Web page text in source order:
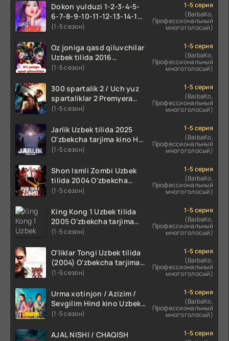
Dokon yulduzi 1-2-3-4-5-
6-7-8-9-10-11-12-13-14-15-
16-17 Qism Uzbek tilida
qismlari o'zbek tilida
(1-5 сезон)
1-5 серия
(BaibaKo,
Профессиональный
многоголосый)
Oz joniga qasd qiluvchilar
Uzbek tilida 2016
O'zbekcha tarjima kino
(1-5 сезон)
1-5 серия
(BaibaKo,
Профессиональный
многоголосый)
300 spartalik 2 / Uch yuz
spartaliklar 2 Premyera
Uzbek tilida 2013
skachat
(1-5 сезон)
1-5 серия
(BaibaKo,
Профессиональный
многоголосый)
Jarlik Uzbek tilida 2025
O'zbekcha tarjima kino HD
skachat
(1-5 сезон)
1-5 серия
(BaibaKo,
Профессиональный
многоголосый)
Shon Ismli Zombi Uzbek
tilida 2004 O'zbekcha
tarjima kino HD skachat
(1-5 сезон)
1-5 серия
(BaibaKo,
Профессиональный
многоголосый)
King Kong 1 Uzbek tilida
2005 O'zbekcha tarjima
kino HD skachat
(1-5 сезон)
1-5 серия
(BaibaKo,
Профессиональный
многоголосый)
O'liklar Tongi Uzbek tilida
(2004) O'zbekcha tarjima
kino HD skachat
(1-5 сезон)
1-5 серия
(BaibaKo,
Профессиональный
многоголосый)
Urma xotinjon / Azizim /
Sevgilim Hind kino Uzbek
tilida 2022 O'zbekcha
(1-5 сезон)
1-5 серия
(BaibaKo,
Профессиональный
многоголосый)
AJAL NISHI / CHAQISH
1-5 серия